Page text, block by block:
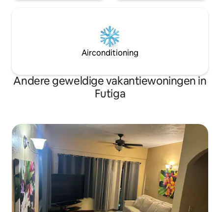
Airconditioning
Andere geweldige vakantiewoningen in
Futiga